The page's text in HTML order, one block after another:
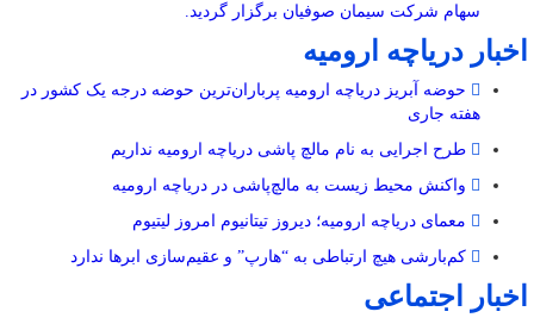
سهام شرکت سیمان صوفیان برگزار گردید.
اخبار دریاچه ارومیه
حوضه آبریز دریاچه ارومیه پرباران‌ترین حوضه‌ درجه یک کشور در
هفته جاری
طرح اجرایی به نام مالچ پاشی دریاچه ارومیه نداریم
واکنش محیط زیست به مالچ‌پاشی در دریاچه ارومیه
معمای دریاچه ارومیه؛ دیروز تیتانیوم امروز لیتیوم
کم‌بارشی هیچ ارتباطی به “هارپ” و عقیم‌سازی ابرها ندارد
اخبار اجتماعی